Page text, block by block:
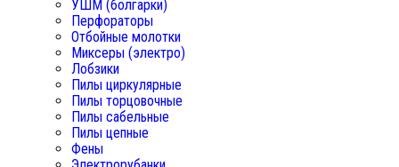
УШМ (болгарки)
Перфораторы
Отбойные молотки
Миксеры (электро)
Лобзики
Пилы циркулярные
Пилы торцовочные
Пилы сабельные
Пилы цепные
Фены